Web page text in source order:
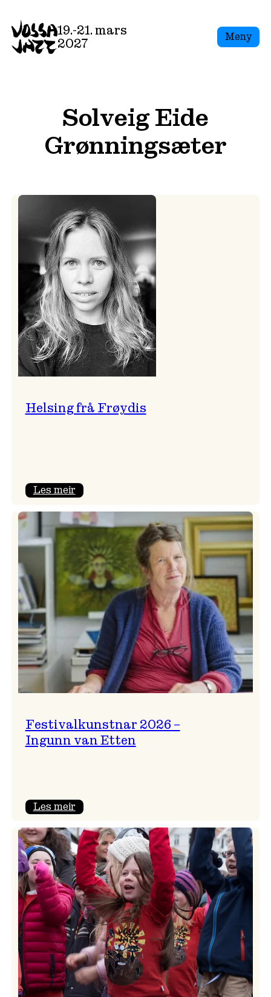
to
content
19.-21. mars
2027
Meny
Solveig Eide
Grønningsæter
Helsing frå Frøydis
Les meir:
frå
Frøydis
Festivalkunstnar 2026 –
Ingunn van Etten
Les meir:
2026
–
Ingunn van Etten